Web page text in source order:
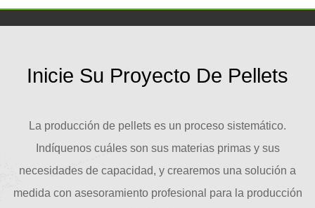
Inicie Su Proyecto De Pellets
La producción de pellets es un proceso sistemático.
Indíquenos cuáles son sus materias primas y sus
necesidades de capacidad, y crearemos una solución a
medida con asesoramiento profesional para la producción